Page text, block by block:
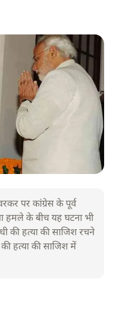
पर कांग्रेस के पूर्व
हमले के बीच यह घटना भी
की हत्या की साजिश रचने
हत्या की साजिश में